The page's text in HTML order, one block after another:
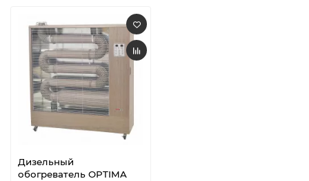
Дизельный
обогреватель OPTIMA